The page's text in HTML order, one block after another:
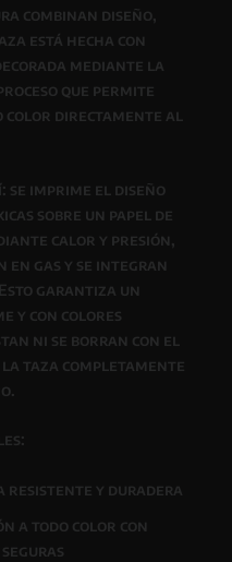
combinan diseño,
está hecha con
mediante la
que permite
color directamente al
se imprime el diseño
sobre un papel de
calor y presión,
en gas y se integran
garantiza un
y con colores
ni se borran con el
taza completamente
.
resistente y duradera
a todo color con